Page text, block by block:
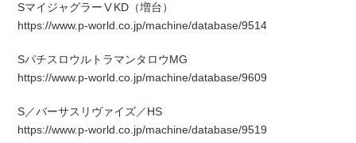
SマイジャグラーⅤKD（増台）
https://www.p-world.co.jp/machine/database/9514
SパチスロウルトラマンタロウMG
https://www.p-world.co.jp/machine/database/9609
S／バーサスリヴァイズ／HS
https://www.p-world.co.jp/machine/database/9519